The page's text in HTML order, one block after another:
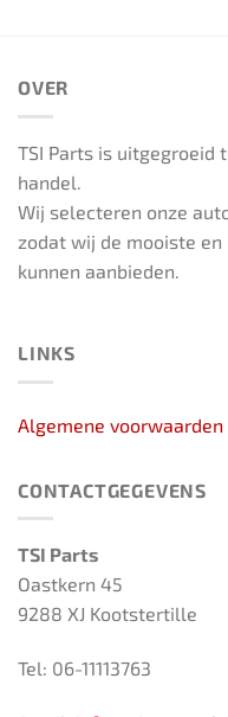
OVER
TSI Parts is uitgegroeid
handel.
Wij selecteren onze
zodat wij de mooiste
kunnen aanbieden.
LINKS
Algemene voorwaarden
CONTACTGEGEVENS
TSI Parts
Oastkern 45
9288 XJ Kootstertille
Tel: 06-11113763